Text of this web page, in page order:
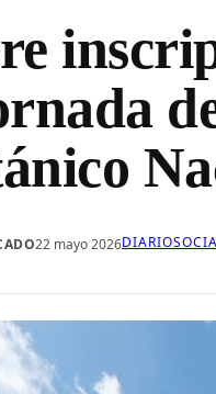
22 mayo 2026